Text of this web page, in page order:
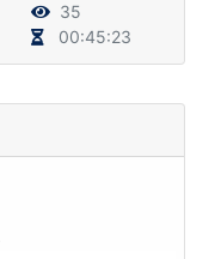
35
00:45:23